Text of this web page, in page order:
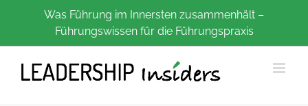
Was Führung im Innersten zusammenhält –
Führungswissen für die Führungspraxis